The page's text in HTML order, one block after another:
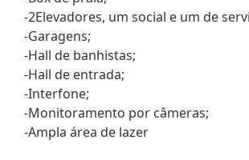
-2Elevadores, um social e um de
-Garagens;
-Hall de banhistas;
-Hall de entrada;
-Interfone;
-Monitoramento por câmeras;
-Ampla área de lazer